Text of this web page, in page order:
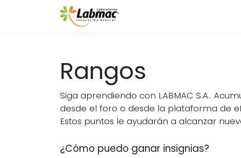
Rangos
Siga aprendiendo con LABMAC S.A..
desde el foro o desde la plataforma de
Estos puntos le ayudarán a alcanzar
¿Cómo puedo ganar insignias?